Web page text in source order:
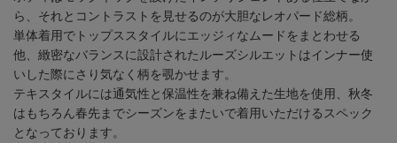
ら、それとコントラストを見せるのが大胆なレオパード総柄。
単体着用でトップススタイルにエッジィなムードをまとわせる
他、緻密なバランスに設計されたルーズシルエットはインナー使
いした際にさり気なく柄を覗かせます。
テキスタイルには通気性と保温性を兼ね備えた生地を使用、秋冬
はもちろん春先までシーズンをまたいで着用いただけるスペック
となっております。